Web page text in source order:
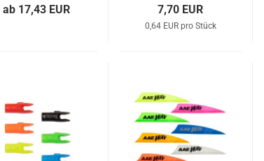
ab 17,43 EUR 7,70 EUR
0,64 EUR pro Stück